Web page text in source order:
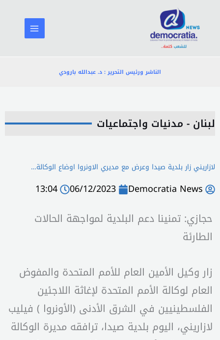
المحتوى
الناشر ورئيس التحرير : د. عبدالله بارودي
لبنان - مدنيات واجتماعيات
لازاريني زار بلدية صيدا وعرض مع مديري الاونروا اوضاع الوكالة…
Democratia News
06/12/2023
13:04
حجازي: تمنينا دعم البلدية لمواجهة الحالات
الطارئة
زار وكيل الأمين العام للأمم المتحدة والمفوض
العام لوكالة الأمم المتحدة لإغاثة اللاجئين
الفلسطينيين في الشرق الأدنى (الأونروا ) فيليب
لازاريني، اليوم بلدية صيدا، ترافقه مديرة الوكالة